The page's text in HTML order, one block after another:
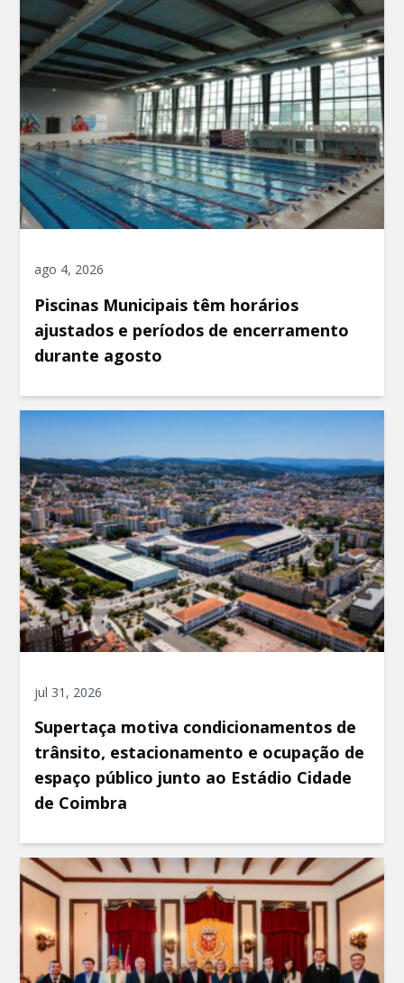
ago 4, 2026
Piscinas Municipais têm horários
ajustados e períodos de encerramento
durante agosto
jul 31, 2026
Supertaça motiva condicionamentos de
trânsito, estacionamento e ocupação de
espaço público junto ao Estádio Cidade
de Coimbra